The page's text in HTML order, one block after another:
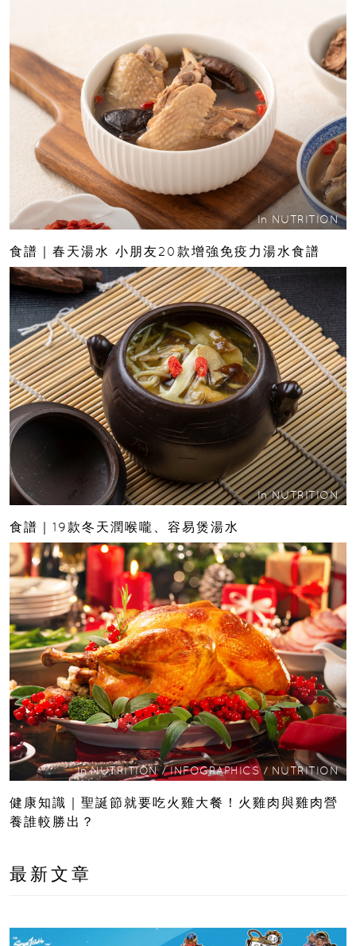
In NUTRITION
食譜｜春天湯水 小朋友20款增強免疫力湯水食譜
In NUTRITION
食譜｜19款冬天潤喉嚨、容易煲湯水
In NUTRITION/INFOGRAPHICS/ NUTRITION
健康知識｜聖誕節就要吃火雞大餐！火雞肉與雞肉營
養誰較勝出？
最新文章